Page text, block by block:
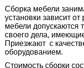
Сборка мебели
установки зависит
мебели допускаются
своего дела,
Приезжают с
оборудованием.
Стоимость сборки